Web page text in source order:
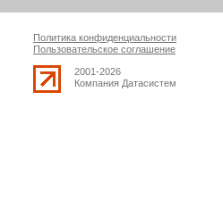
Политика конфиденциальности
Пользовательское соглашение
2001-2026
Компания Датасистем